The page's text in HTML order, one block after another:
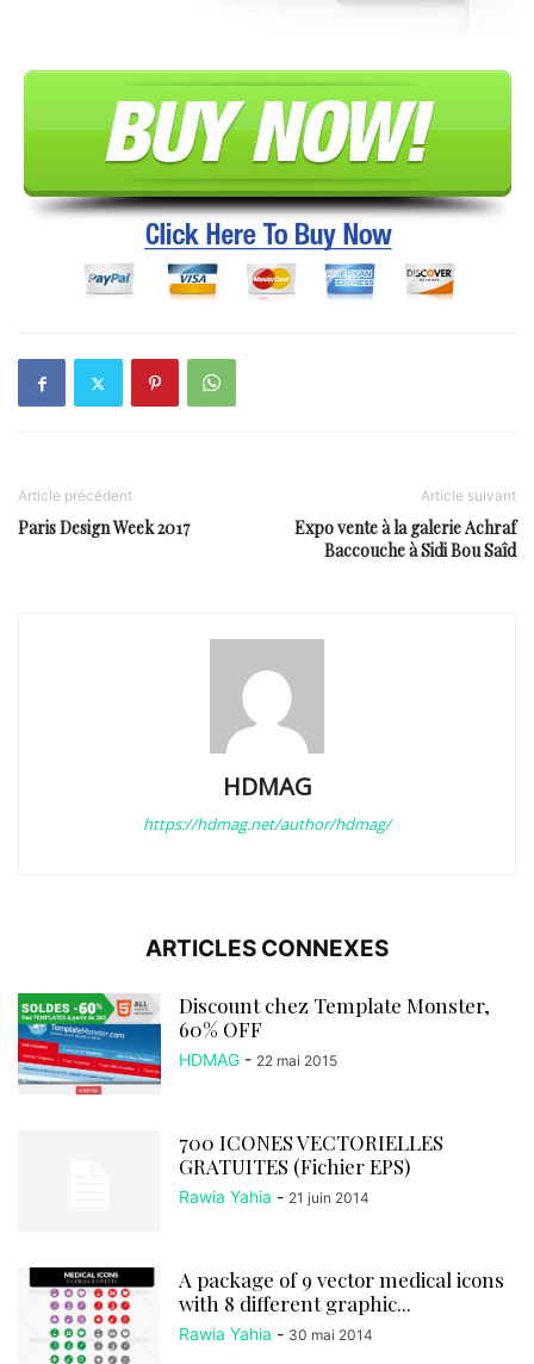
Article précédent
Paris Design Week 2017
Article suivant
Expo vente à la galerie Achraf
Baccouche à Sidi Bou Saîd
HDMAG
https://hdmag.net/author/hdmag/
ARTICLES CONNEXES
Discount chez Template Monster,
60% OFF
HDMAG - 22 mai 2015
700 ICONES VECTORIELLES
GRATUITES (Fichier EPS)
Rawia Yahia - 21 juin 2014
A package of 9 vector medical icons
with 8 different graphic...
Rawia Yahia - 30 mai 2014